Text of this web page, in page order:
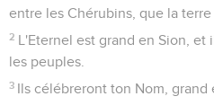
entre les Chérubins, que la terre
2 L'Eternel est grand en Sion, et
les peuples.
3 Ils célébreront ton Nom, grand